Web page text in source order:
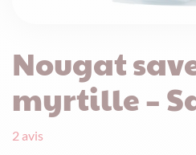
Nougat
myrtille –
2 avis